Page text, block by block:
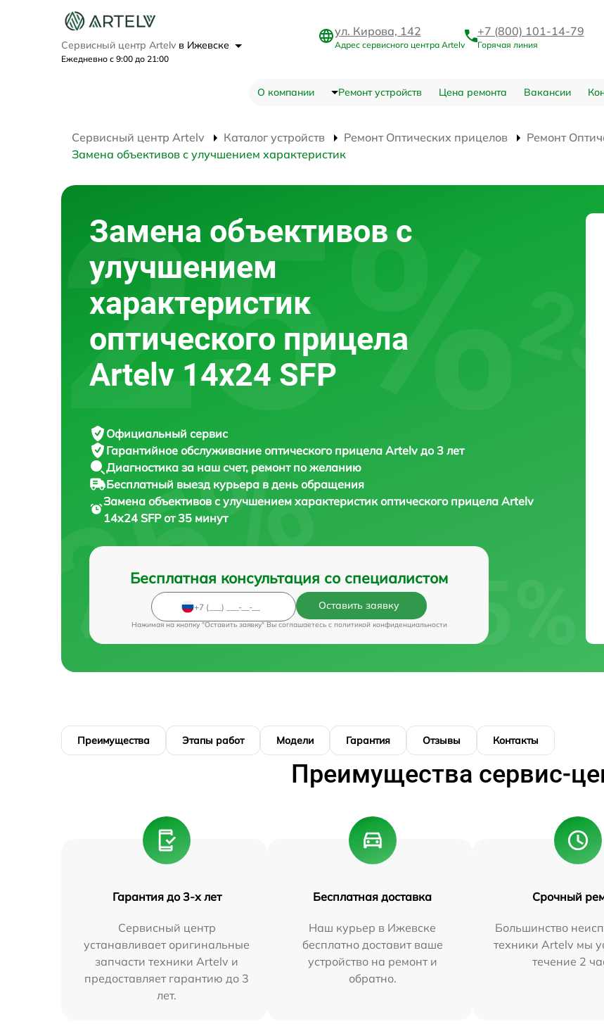
Сервисный центр Artelv в Ижевске
Ежедневно с 9:00 до 21:00
ул. Кирова, 142
Адрес сервисного центра Artelv
+7 (800) 101-14-79
Горячая линия
О компании Ремонт устройств Цена ремонта Вакансии
Сервисный центр Artelv Каталог устройств Ремонт Оптических прицелов
Ремонт
Замена объективов с улучшением характеристик
Замена объективов с
улучшением
характеристик
оптического прицела
Artelv 14x24 SFP
Официальный сервис
Гарантийное обслуживание оптического прицела Artelv до 3 лет
Диагностика за наш счет, ремонт по желанию
Бесплатный выезд курьера в день обращения
Замена объективов с улучшением характеристик оптического прицела Artelv
14x24 SFP от 35 минут
Бесплатная консультация со специалистом
Оставить заявку
Нажимая на кнопку "Оставить заявку" Вы соглашаетесь c политикой конфиденциальности
Преимущества Этапы работ Модели Гарантия Отзывы Контакты
Преимущества сервис-
Гарантия до 3-х лет
Сервисный центр
устанавливает оригинальные
запчасти техники Artelv и
предоставляет гарантию до 3
лет.
Бесплатная доставка
Наш курьер в Ижевске
бесплатно доставит ваше
устройство на ремонт и
обратно.
Срочный
Большинство
техники Artelv мы
течение 2